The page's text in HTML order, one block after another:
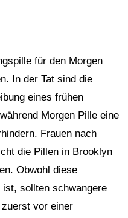
für den Morgen
In der Tat sind die
eines frühen
Morgen Pille eine
Frauen nach
die Pillen in Brooklyn
Obwohl diese
sollten schwangere
vor einer